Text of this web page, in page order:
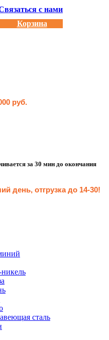
с нами
Корзина
руб.
за 30 мин до окончания
день, отгрузка до 14-30!
сталь